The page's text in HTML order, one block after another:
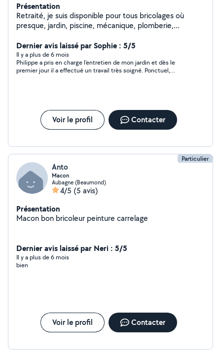
Présentation
Retraité, je suis disponible pour tous bricolages où
presque, jardin, piscine, mécanique, plomberie,
Dernier avis laissé par Sophie : 5/5
Il y a plus de 6 mois
Philippe a pris en charge l'entretien de mon jardin et dès le
premier jour il a effectué un travail très soigné. Ponctuel,
Voir le profil Contacter
Particulier
Anto
Macon
Aubagne (Beaumond)
4/5 (5 avis)
Présentation
Macon bon bricoleur peinture carrelage
Dernier avis laissé par Neri : 5/5
Il y a plus de 6 mois
bien
Voir le profil Contacter